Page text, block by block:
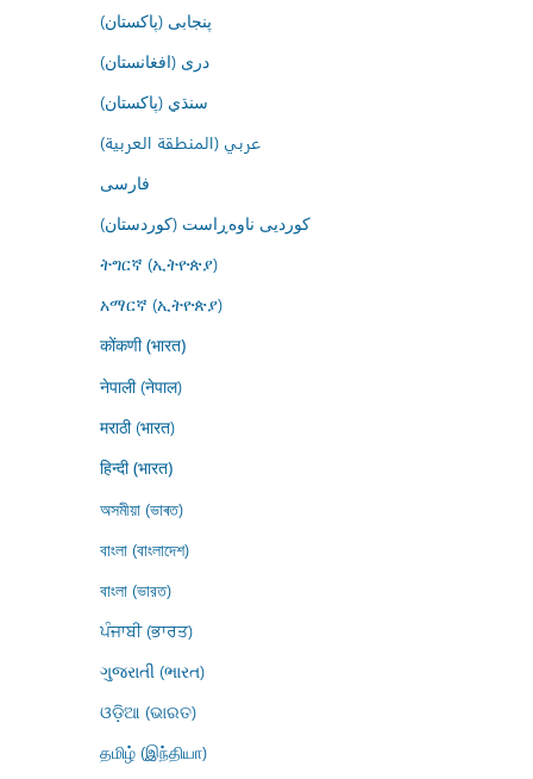
پنجابی (پاکستان)
درى (افغانستان)
سنڌي (پاکستان)
عربي (المنطقة العربية)
فارسى
کوردیی ناوەڕاست (کوردستان)
ትግርኛ (ኢትዮጵያ)
አማርኛ (ኢትዮጵያ)
कोंकणी (भारत)
नेपाली (नेपाल)
मराठी (भारत)
हिन्दी (भारत)
অসমীয়া (ভাৰত)
বাংলা (বাংলাদেশ)
বাংলা (ভারত)
ਪੰਜਾਬੀ (ਭਾਰਤ)
ગુજરાતી (ભારત)
ଓଡ଼ିଆ (ଭାରତ)
தமிழ் (இந்தியா)